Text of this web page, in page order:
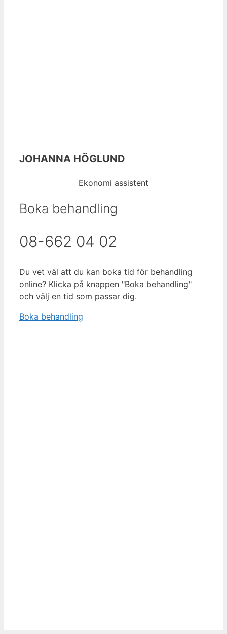
JOHANNA HÖGLUND
Ekonomi assistent
Boka behandling
08-662 04 02
Du vet väl att du kan boka tid för behandling
online? Klicka på knappen "Boka behandling"
och välj en tid som passar dig.
Boka behandling